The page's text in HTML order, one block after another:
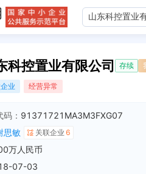
科控置业有限公司 存续
业 经营异常
： 91371721MA3M3FXG07
思敏 关联企业 6
万人民币
07-03